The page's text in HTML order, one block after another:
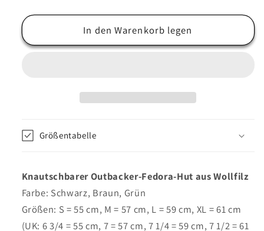
die
Menge
Fedora-
Grün
die
Menge
für
Fedora-
Grün
In den Warenkorb legen
Größentabelle
Knautschbarer Outbacker-Fedora-Hut aus Wollfilz
Farbe: Schwarz, Braun, Grün
Größen: S = 55 cm, M = 57 cm, L = 59 cm, XL = 61 cm
(UK: 6 3/4 = 55 cm, 7 = 57 cm, 7 1/4 = 59 cm, 7 1/2 = 61